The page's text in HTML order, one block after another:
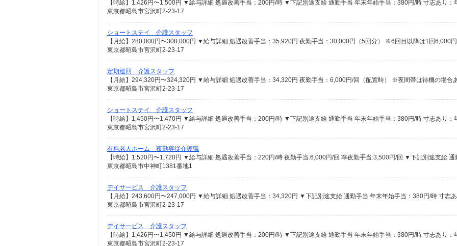
東京都昭島市宮沢町2-23-17
ショートステイ 介護スタッフ
東京都昭島市宮沢町2-23-17
定期巡回 介護スタッフ
東京都昭島市宮沢町2-23-17
ショートステイ 介護スタッフ
東京都昭島市宮沢町2-23-17
有料老人ホーム 夜勤専従介護職
東京都昭島市中神町1381番地1
デイサービス 介護スタッフ
東京都昭島市宮沢町2-23-17
デイサービス 介護スタッフ
東京都昭島市宮沢町2-23-17